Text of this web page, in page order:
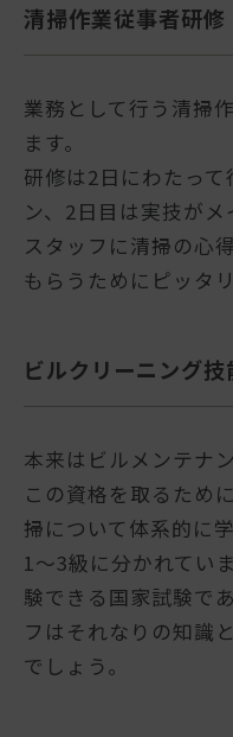
清掃作業従事者研修
業務として行う清掃
ます。
研修は2日にわたっ
ン、2日目は実技がメ
スタッフに清掃の心
もらうためにピッタ
ビルクリーニング技
本来はビルメンテナ
この資格を取るため
掃について体系的に
1～3級に分かれてい
験できる国家試験で
フはそれなりの知識
でしょう。